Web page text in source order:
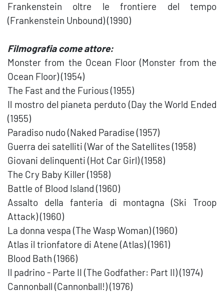
Frankenstein oltre le frontiere del tempo
(Frankenstein Unbound) (1990)
Filmografia come attore:
Monster from the Ocean Floor (Monster from the
Ocean Floor) (1954)
The Fast and the Furious (1955)
Il mostro del pianeta perduto (Day the World Ended
(1955)
Paradiso nudo (Naked Paradise (1957)
Guerra dei satelliti (War of the Satellites (1958)
Giovani delinquenti (Hot Car Girl) (1958)
The Cry Baby Killer (1958)
Battle of Blood Island (1960)
Assalto della fanteria di montagna (Ski Troop
Attack) (1960)
La donna vespa (The Wasp Woman) (1960)
Atlas il trionfatore di Atene (Atlas) (1961)
Blood Bath (1966)
Il padrino - Parte II (The Godfather: Part II) (1974)
Cannonball (Cannonball!) (1976)